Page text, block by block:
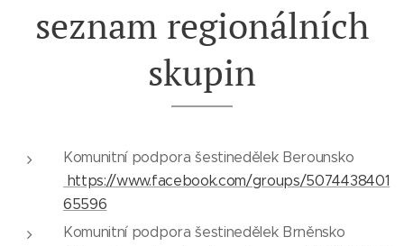
seznam regionálních
skupin
Komunitní podpora šestinedělek Berounsko
https://www.facebook.com/groups/5074438401
65596
Komunitní podpora šestinedělek Brněnsko